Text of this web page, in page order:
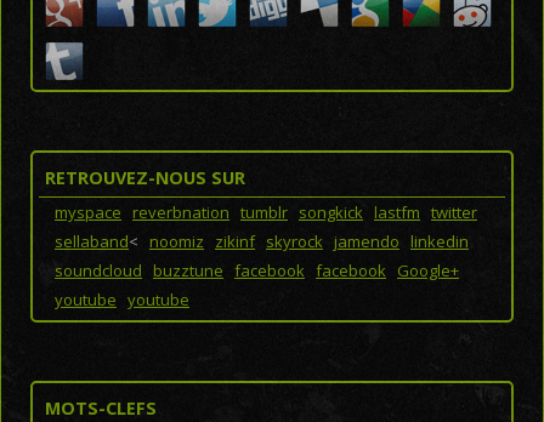
RETROUVEZ-NOUS SUR
myspace reverbnation tumblr songkick lastfm twitter
sellaband< noomiz zikinf skyrock jamendo
linkedin
soundcloud
buzztune facebook facebook Google+
youtube youtube
MOTS-CLEFS